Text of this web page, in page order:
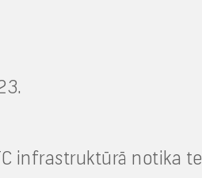
infrastruktūrā notika